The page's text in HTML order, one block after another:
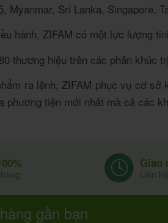
Myanmar, Sri Lanka, Singapore,
hành, ZIFAM có một lực lượng
thương hiệu trên các phân khúc
ra lệnh, ZIFAM phục vụ cơ
phương tiện mới nhất mà cả các
Giao
Liên
gần bạn